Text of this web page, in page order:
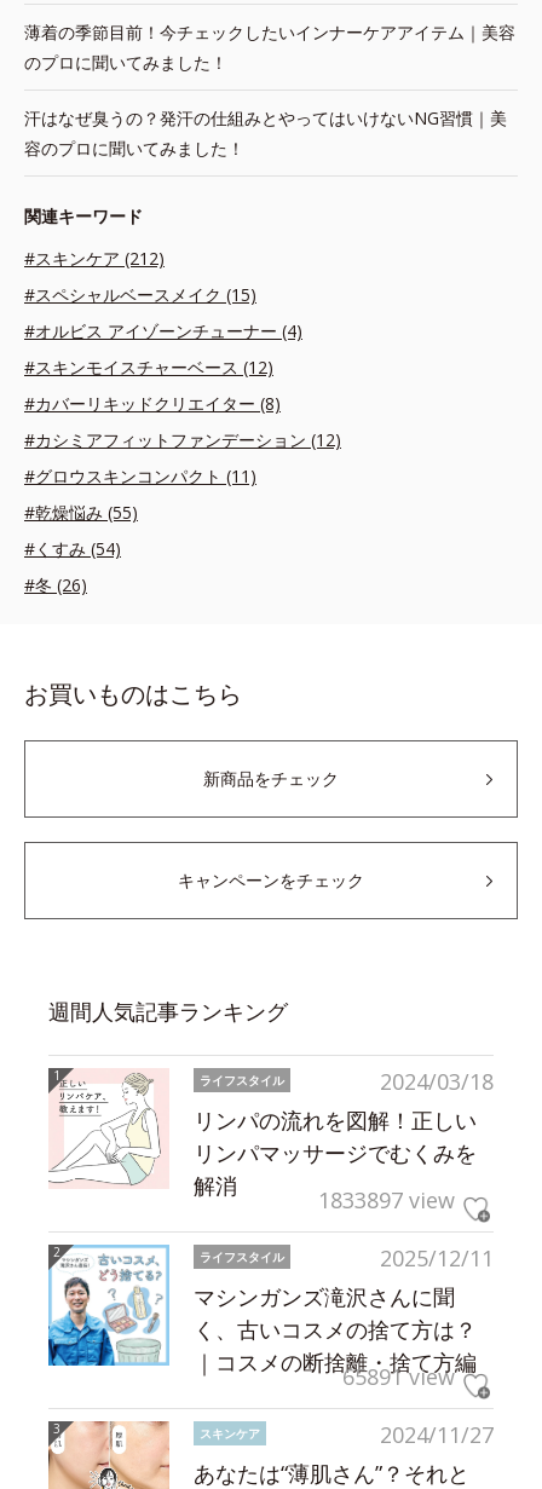
薄着の季節目前！今チェックしたいインナーケアアイテム｜美容
のプロに聞いてみました！
汗はなぜ臭うの？発汗の仕組みとやってはいけないNG習慣｜美
容のプロに聞いてみました！
関連キーワード
#スキンケア (212)
#スペシャルベースメイク (15)
#オルビス アイゾーンチューナー (4)
#スキンモイスチャーベース (12)
#カバーリキッドクリエイター (8)
#カシミアフィットファンデーション (12)
#グロウスキンコンパクト (11)
#乾燥悩み (55)
#くすみ (54)
#冬 (26)
お買いものはこちら
新商品をチェック
キャンペーンをチェック
週間人気記事ランキング
2024/03/18
ライフスタイル
リンパの流れを図解！正しい
リンパマッサージでむくみを
解消
1833897 view
2025/12/11
ライフスタイル
マシンガンズ滝沢さんに聞
く、古いコスメの捨て方は？
｜コスメの断捨離・捨て方編
65891 view
2024/11/27
スキンケア
あなたは“薄肌さん”？それと